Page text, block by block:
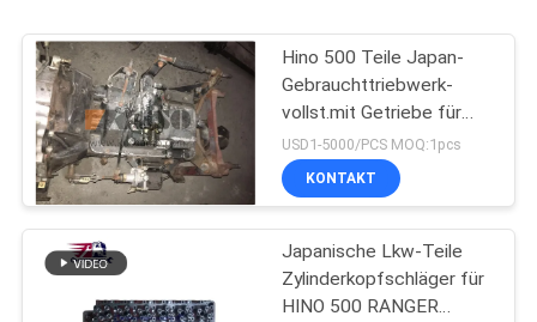
Hino 500 Teile Japan-
Gebrauchttriebwerk-
vollst.mit Getriebe für
gute Zustand HINO 500
Strecken-J08CT
USD1-5000/PCS MOQ:1pcs
KONTAKT
Japanische Lkw-Teile
Zylinderkopfschläger für
HINO 500 RANGER